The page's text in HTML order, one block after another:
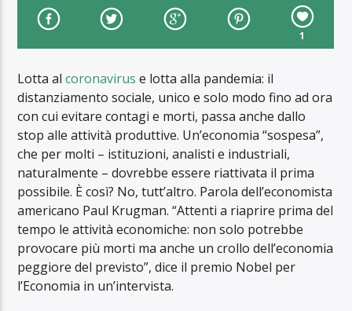
1
Lotta alcoronavirus e lotta alla pandemia: il
distanziamento sociale, unico e solo modo fino ad ora
con cui evitare contagi e morti, passa anche dallo
stop alle attività produttive. Un’economia “sospesa”,
che per molti – istituzioni, analisti e industriali,
naturalmente – dovrebbe essere riattivata il prima
possibile. È così? No, tutt’altro. Parola dell’economista
americano Paul Krugman. “Attenti a riaprire prima del
tempo le attività economiche: non solo potrebbe
provocare più morti ma anche un crollo dell’economia
peggiore del previsto”, dice il premio Nobel per
l’Economia in un’intervista.